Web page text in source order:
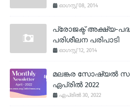
ഓഗസ്റ്റ് 08, 2014
പ്രോജക്ട് അക്ഷ്യ-
പരിശീലന പരിപാടി
ഓഗസ്റ്റ് 12, 2014
മലങ്കര സോഷ്യല്‍
ഏപ്രില്‍ 2022
ഏപ്രിൽ 30, 2022